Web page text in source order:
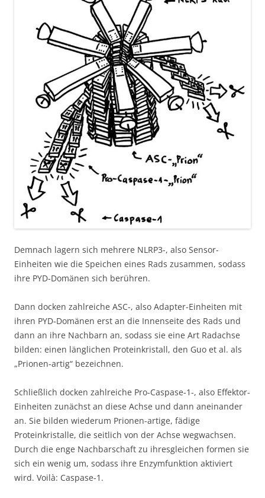
Demnach lagern sich mehrere NLRP3-, also Sensor-
Einheiten wie die Speichen eines Rads zusammen, sodass
ihre PYD-Domänen sich berühren.
Dann docken zahlreiche ASC-, also Adapter-Einheiten mit
ihren PYD-Domänen erst an die Innenseite des Rads und
dann an ihre Nachbarn an, sodass sie eine Art Radachse
bilden: einen länglichen Proteinkristall, den Guo et al. als
„Prionen-artig“ bezeichnen.
Schließlich docken zahlreiche Pro-Caspase-1-, also Effektor-
Einheiten zunächst an diese Achse und dann aneinander
an. Sie bilden wiederum Prionen-artige, fädige
Proteinkristalle, die seitlich von der Achse wegwachsen.
Durch die enge Nachbarschaft zu ihresgleichen formen sie
sich ein wenig um, sodass ihre Enzymfunktion aktiviert
wird. Voilà: Caspase-1.